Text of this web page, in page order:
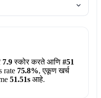
7.9स्कोर करते आणि #51
rate 75.8%, एकूण खर्च
51.51sआहे.